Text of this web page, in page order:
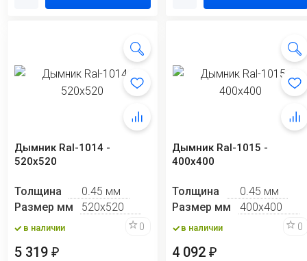
Дымник Ral-1014 -
520х520
Толщина
0.45 мм
Размер мм
520х520
в наличии 0
5 319 ₽
Дымник Ral-1015 -
400х400
Толщина
0.45 мм
Размер мм
400х400
в наличии 0
4 092₽